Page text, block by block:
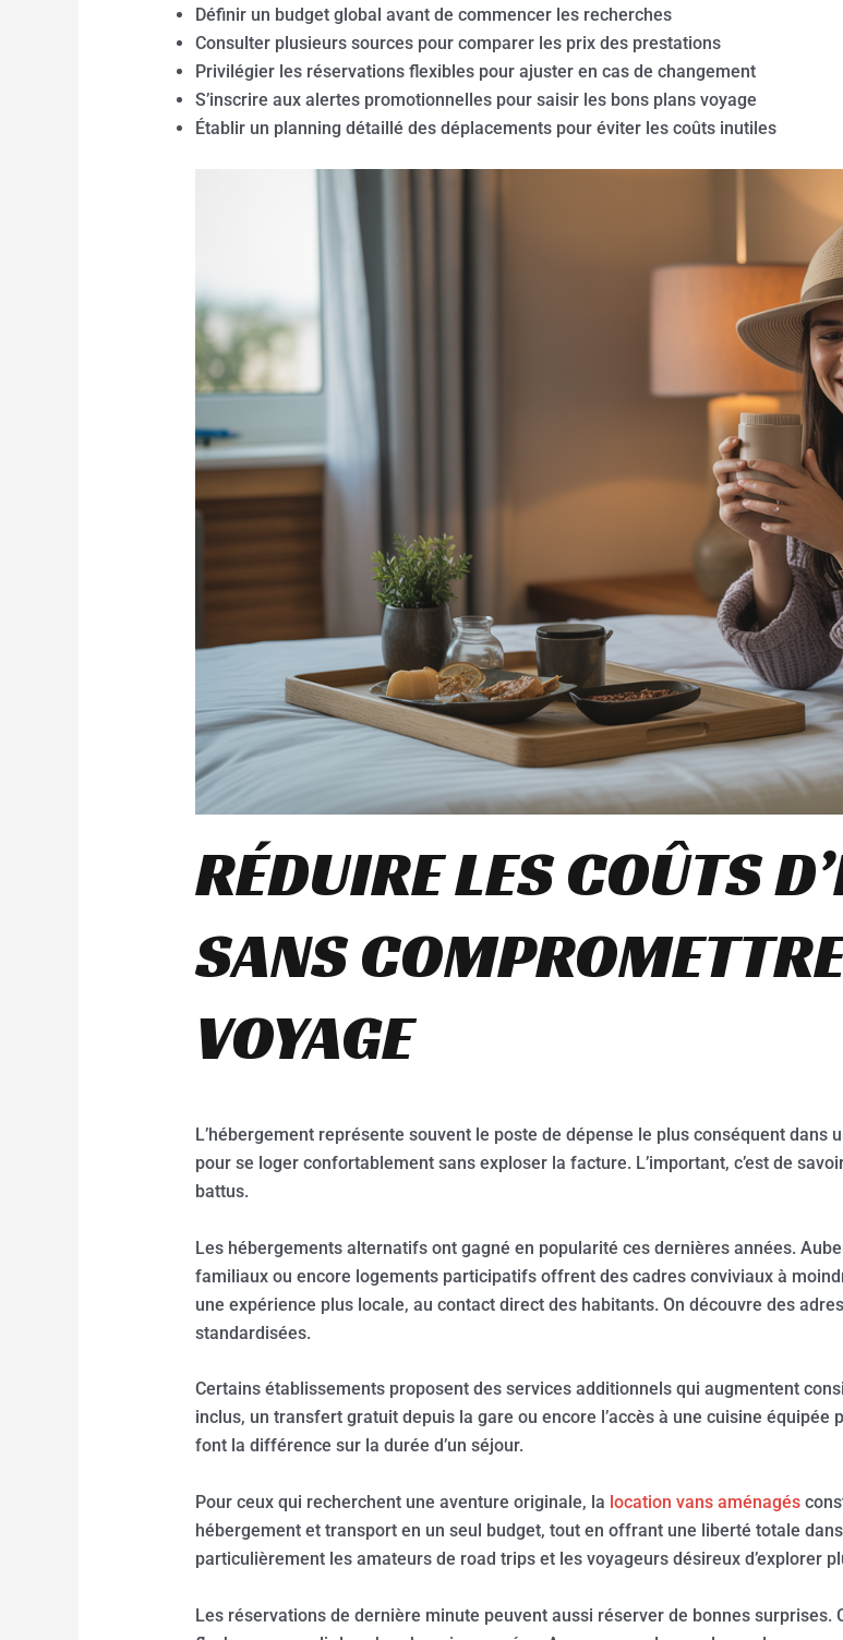
Définir un budget global avant de commencer les recherches
Consulter plusieurs sources pour comparer les prix des prestations
Privilégier les réservations flexibles pour ajuster en cas de changement
S’inscrire aux alertes promotionnelles pour saisir les bons plans voyage
Établir un planning détaillé des déplacements pour éviter les coûts inutiles
RÉDUIRE LES COÛTS
SANS
VOYAGE
L’hébergement représente souvent le poste de dépense le plus conséquent
pour se loger confortablement sans exploser la facture. L’important, c’est de
battus.
Les hébergements alternatifs ont gagné en popularité ces dernières années.
familiaux ou encore logements participatifs offrent des cadres conviviaux à
une expérience plus locale, au contact direct des habitants. On découvre des
standardisées.
Certains établissements proposent des services additionnels qui augmentent
inclus, un transfert gratuit depuis la gare ou encore l’accès à une cuisine
font la différence sur la durée d’un séjour.
Pour ceux qui recherchent une aventure originale, la location vans aménagés
hébergement et transport en un seul budget, tout en offrant une liberté totale
particulièrement les amateurs de road trips et les voyageurs désireux d’explorer
Les réservations de dernière minute peuvent aussi réserver de bonnes